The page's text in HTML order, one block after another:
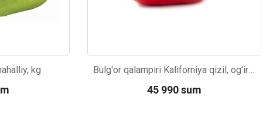
kg Bulg'or qalampiri Kaliforniya qizil, og'irligi
45 990 sum